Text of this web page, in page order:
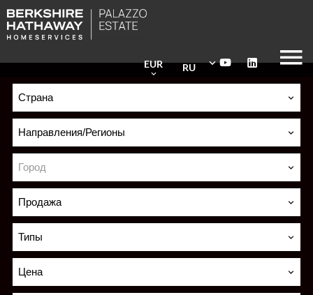
RU
EUR
Страна
Направления/Регионы
Город
Продажа
Типы
Цена